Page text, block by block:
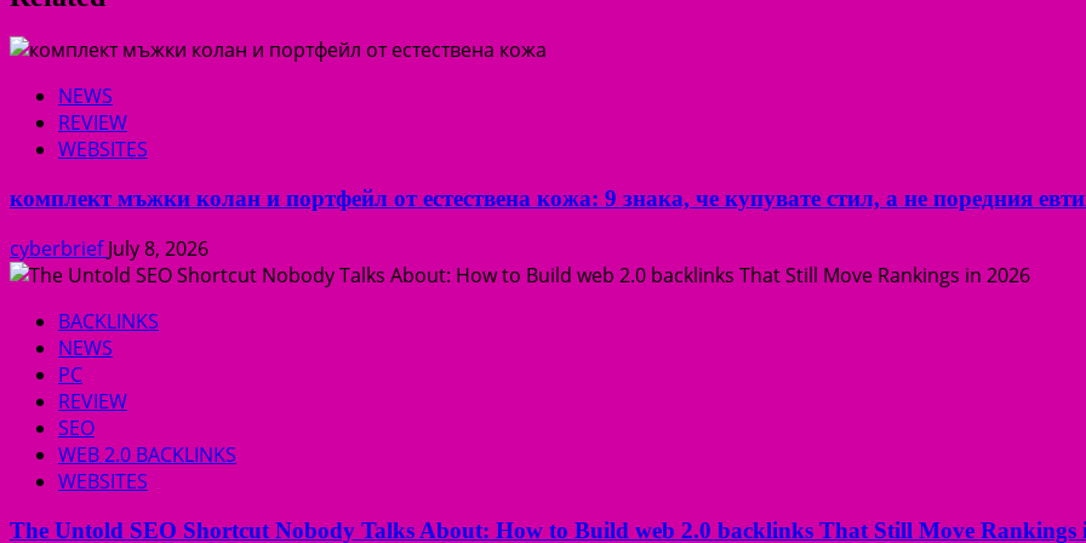
NEWS
REVIEW
WEBSITES
комплект мъжки колан и портфейл от естествена кожа: 9 знака, че купувате стил, а не поредния
cyberbriefJuly 8, 2026
BACKLINKS
NEWS
PC
REVIEW
SEO
WEB 2.0 BACKLINKS
WEBSITES
The Untold SEO Shortcut Nobody Talks About: How to Build web 2.0 backlinks That Still Move Rankings